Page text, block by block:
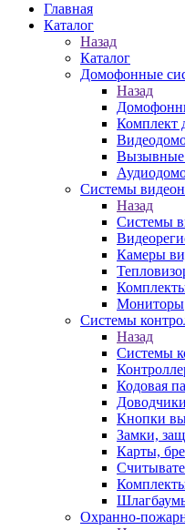
Главная
Каталог
Назад
Каталог
Домофонные
Назад
Комплект
Вызывные
Системы
Назад
Системы
Камеры
Мониторы
Системы
Назад
Системы
Кодовая
Доводчики
Кнопки
Замки,
Карты,
Охранно-